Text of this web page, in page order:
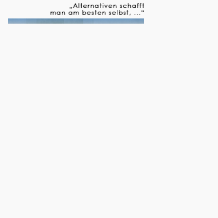
MADSEN
MOYA Kulturbühne • Rostock
SVEN STRICKER & BJARNE MÄDEL